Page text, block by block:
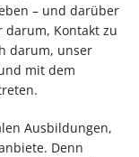
– und darüber
darum, Kontakt zu
darum, unser
mit dem
Ausbildungen,
Denn